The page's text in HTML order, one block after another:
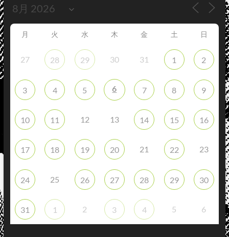
月 火 水 木 金 土 日
27 28 29 30 31 1 2
3 4 5 6 7 8 9
10 11 12 13 14 15 16
17 18 19 20 21 22 23
24 25 26 27 28 29 30
31 1 2 3 4 5 6